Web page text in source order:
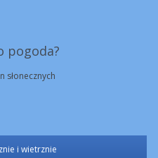
pogoda?
słonecznych
i wietrznie